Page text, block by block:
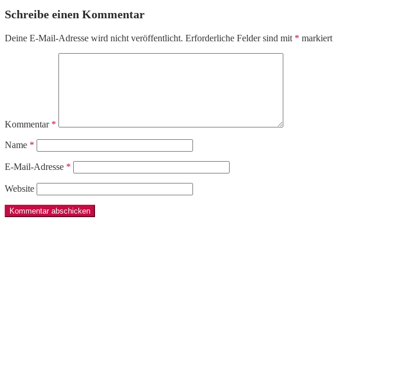
Schreibe einen Kommentar
Deine E-Mail-Adresse wird nicht veröffentlicht. Erforderliche Felder sind mit * markiert
Kommentar *
Name *
E-Mail-Adresse *
Website